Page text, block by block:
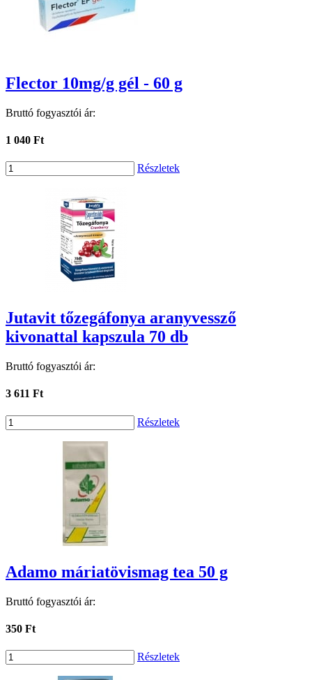
Flector 10mg/g gél - 60 g
Bruttó fogyasztói ár:
1 040 Ft
Részletek
Jutavit tőzegáfonya aranyvessző
kivonattal kapszula 70 db
Bruttó fogyasztói ár:
3 611 Ft
Részletek
Adamo máriatövismag tea 50 g
Bruttó fogyasztói ár:
350 Ft
Részletek